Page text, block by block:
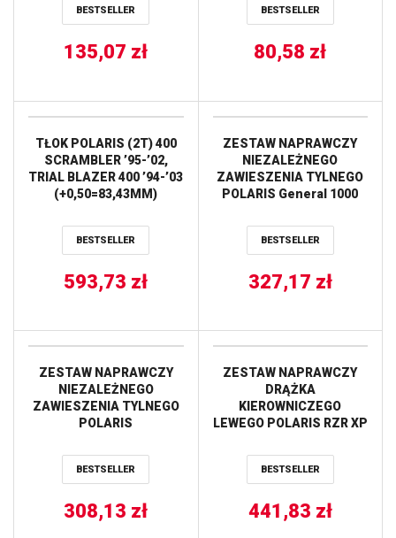
BESTSELLER
135,07 zł
XPLORER ALL BALLS
BESTSELLER
80,58 zł
TŁOK POLARIS (2T) 400
SCRAMBLER ’95-’02,
TRIAL BLAZER 400 ’94-’03
(+0,50=83,43MM)
BESTSELLER
593,73 zł
ZESTAW NAPRAWCZY
NIEZALEŻNEGO
ZAWIESZENIA TYLNEGO
POLARIS General 1000
BESTSELLER
327,17 zł
ZESTAW NAPRAWCZY
NIEZALEŻNEGO
ZAWIESZENIA TYLNEGO
POLARIS
1000 XP 55 ’20-’21 ALL
BALLS
BESTSELLER
308,13 zł
ZESTAW NAPRAWCZY
DRĄŻKA
KIEROWNICZEGO
LEWEGO POLARIS RZR XP
BESTSELLER
441,83 zł